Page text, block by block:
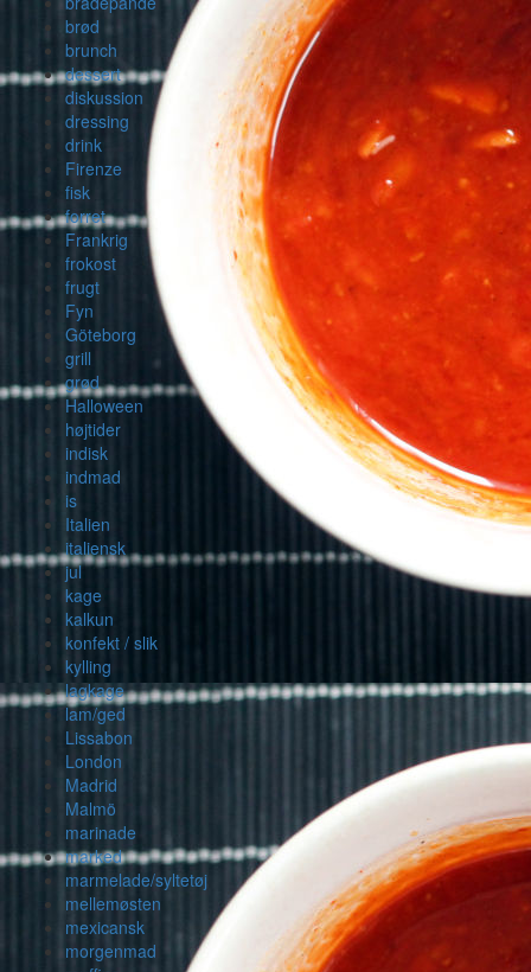
brød
brunch
dessert
diskussion
dressing
drink
Firenze
fisk
forret
Frankrig
frokost
frugt
Fyn
Göteborg
grill
grød
Halloween
højtider
indisk
indmad
is
Italien
italiensk
jul
kage
kalkun
konfekt / slik
kylling
lagkage
lam/ged
Lissabon
London
Madrid
Malmö
marinade
marked
marmelade/syltetøj
mellemøsten
mexicansk
morgenmad